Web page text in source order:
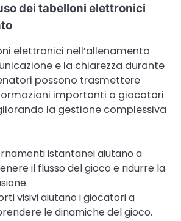
dei tabelloni elettronici
elettronici nell’allenamento
e la chiarezza durante
possono trasmettere
importanti a giocatori
la gestione complessiva
istantanei aiutano a
il flusso del gioco e ridurre la
visivi aiutano i giocatori a
le dinamiche del gioco.